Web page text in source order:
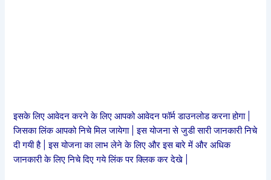
इसके लिए आवेदन करने के लिए आपको आवेदन फॉर्म डाउनलोड करना होगा |
जिसका लिंक आपको निचे मिल जायेगा | इस योजना से जुडी सारी जानकारी निचे
दी गयी है | इस योजना का लाभ लेने के लिए और इस बारे में और अधिक
जानकारी के लिए निचे दिए गये लिंक पर क्लिक कर देखे |